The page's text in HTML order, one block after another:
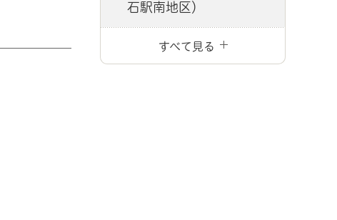
石駅南地区）
すべて見る